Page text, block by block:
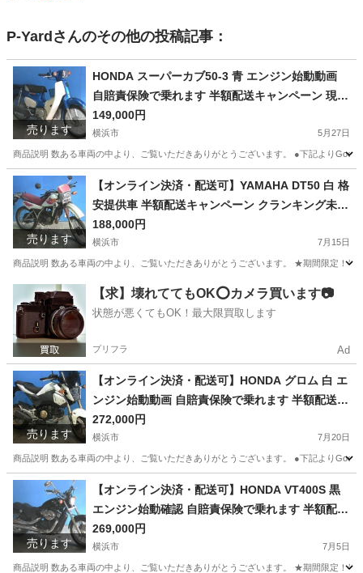
P-Yard さんのその他の投稿記事：
売ります
HONDA スーパーカブ50-3 青 エンジン始動動画
自賠責保険で乗れます 半額配送キャンペーン 現状
渡し諸経費￥0- 横浜 P-Yard
149,000円
横浜市 5月27日
商品説明 数ある車両の中より、ご覧いただきありがとうございます。 ●下記より
神奈川 横浜市 ホンダ エンジン
売ります
【オンライン決済・配送可】YAMAHA DT50 白 格
安提供車 半額配送キャンペーン クランキング未確
認 期間限定車体本体価格 現状渡し諸経費￥0- 横
浜 P-Yard
188,000円
横浜市 7月15日
商品説明 数ある車両の中より、ご覧いただきありがとうございます。 ★期間限定！
神奈川 横浜市 ヤマハ クランキング
【求】壊れててもOK⭕️カメラ買います📷
状態が悪くてもOK！最大限買取します
プリフラ Ad
売ります
【オンライン決済・配送可】HONDA グロム 白 エ
ンジン始動動画 自賠責保険で乗れます 半額配送キ
ャンペーン 期間限定 現状渡し諸経費￥0- 横浜 P-Y
ard
272,000円
横浜市 7月20日
商品説明 数ある車両の中より、ご覧いただきありがとうございます。 ●下記より
神奈川 横浜市 ホンダ グロム
売ります
【オンライン決済・配送可】HONDA VT400S 黒
エンジン始動確認 自賠責保険で乗れます 半額配送
キャンペーン 期間限定 現状渡し諸経費￥0- 横浜 P
-Yard
269,000円
横浜市 7月5日
商品説明 数ある車両の中より、ご覧いただきありがとうございます。 ★期間限定